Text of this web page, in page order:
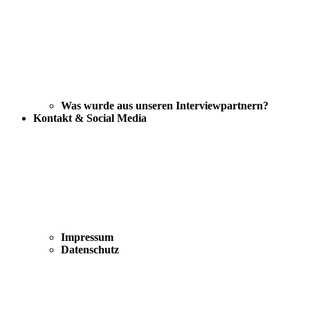
Was wurde aus unseren Interviewpartnern?
Kontakt & Social Media
Impressum
Datenschutz